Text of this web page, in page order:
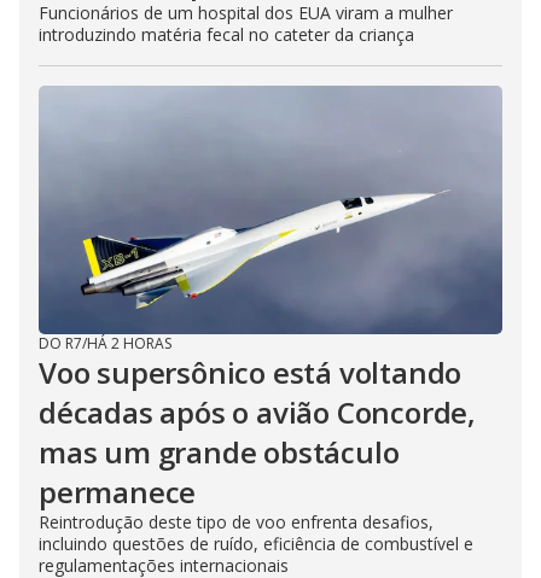
Funcionários de um hospital dos EUA viram a mulher
introduzindo matéria fecal no cateter da criança
DO R7/HÁ 2 HORAS
Voo supersônico está voltando
décadas após o avião Concorde,
mas um grande obstáculo
permanece
Reintrodução deste tipo de voo enfrenta desafios,
incluindo questões de ruído, eficiência de combustível e
regulamentações internacionais